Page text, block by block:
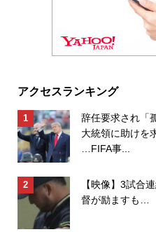
アクセスランキング
辞任要求され「
大統領に助けを
…FIFA事...
【映像】3試合
督が励ますも…